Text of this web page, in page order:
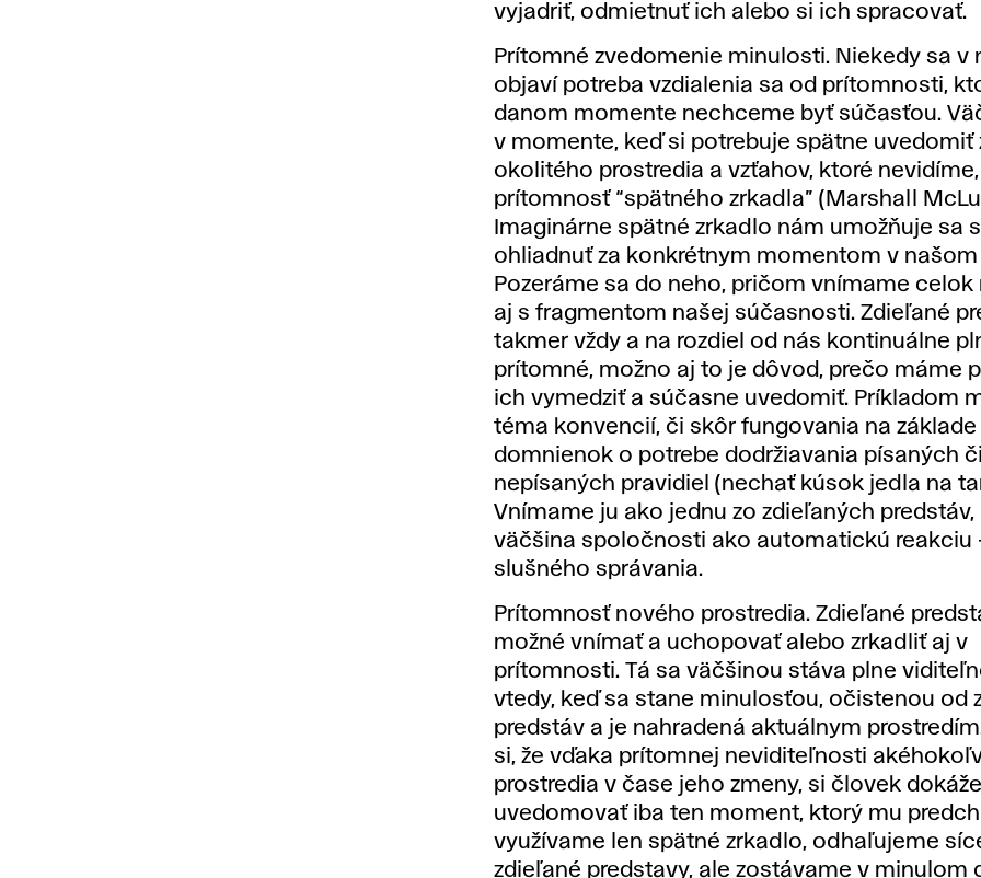
vyjadriť, odmietnuť ich alebo si ich spracovať.
Prítomné zvedomenie minulosti. Niekedy sa v
objaví potreba vzdialenia sa od prítomnosti,
danom momente nechceme byť súčasťou.
v momente, keď si potrebuje spätne uvedomiť
okolitého prostredia a vzťahov, ktoré
prítomnosť “spätného zrkadla” (Marshall
Imaginárne spätné zrkadlo nám umožňuje sa
ohliadnuť za konkrétnym momentom v našom
Pozeráme sa do neho, pričom vnímame
aj s fragmentom našej súčasnosti. Zdieľané
takmer vždy a na rozdiel od nás kontinuálne
prítomné, možno aj to je dôvod, prečo máme
ich vymedziť a súčasne uvedomiť. Príkladom
téma konvencií, či skôr fungovania na základe
domnienok o potrebe dodržiavania písaných
nepísaných pravidiel (nechať kúsok jedla na
Vnímame ju ako jednu zo zdieľaných
väčšina spoločnosti ako automatickú reakciu
slušného správania.
Prítomnosť nového prostredia. Zdieľané
možné vnímať a uchopovať alebo zrkadliť aj v
prítomnosti. Tá sa väčšinou stáva plne
vtedy, keď sa stane minulosťou, očistenou od
predstáv a je nahradená aktuálnym
si, že vďaka prítomnej neviditeľnosti
prostredia v čase jeho zmeny, si človek
uvedomovať iba ten moment, ktorý mu
využívame len spätné zrkadlo, odhaľujeme
zdieľané predstavy, ale zostávame v minulom